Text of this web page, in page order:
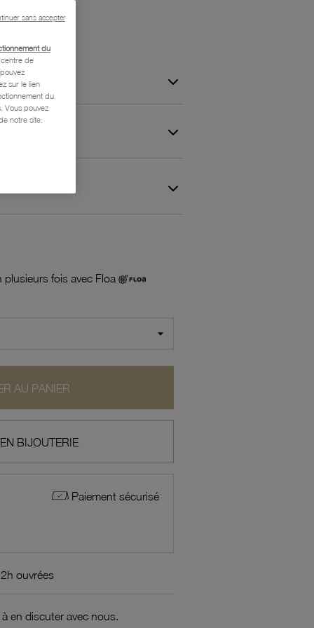
fois avec Floa
AU PANIER
BIJOUTERIE
Paiement sécurisé
ouvrées
en discuter avec nous.
du
de
sur le lien
du
Vous pouvez
notre site.
sans accepter